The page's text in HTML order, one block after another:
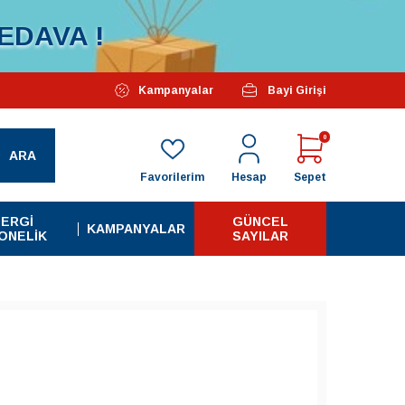
!
Özel Kampanyalarımız Başlamıştır...
Kampanyalar Bayi Girişi
ARA
Sepet
0
Hesap
Favorilerim
KAMPANYALAR
GÜNCEL
SAYILAR